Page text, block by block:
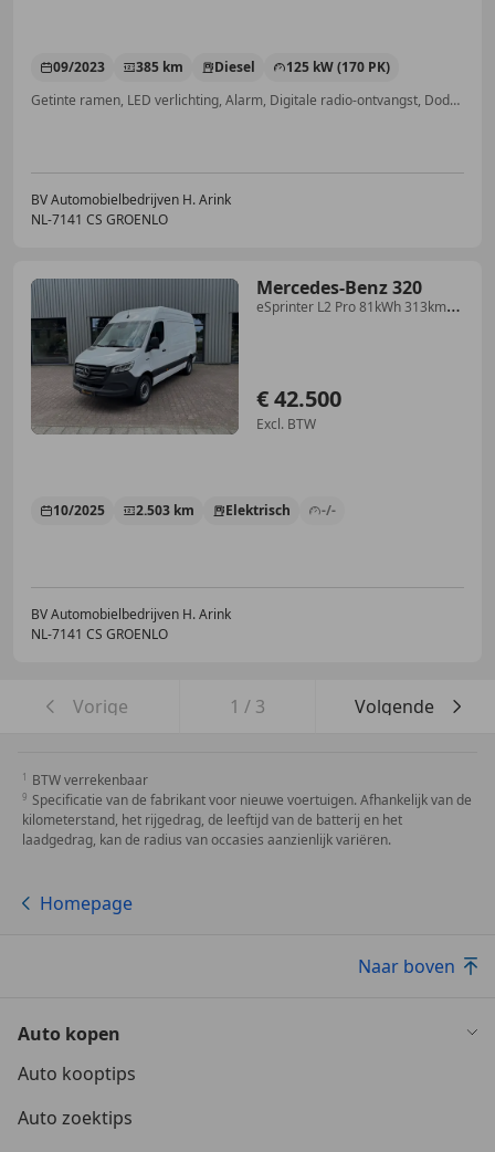
09/2023 385 km Diesel
125 kW (170 PK)
Getinte ramen, LED verlichting, Alarm, Digitale radio-ontvangst, Dodehoekdetectie, Elektrisch verstelbare buitenspiegels, Binnenspiegel automatisch dimmend, Stoelverwarming
BV Automobielbedrijven H. Arink
NL-7141 CS GROENLO
Mercedes-Benz 320
eSprinter L2 Pro 81kWh 313km
€ 42.500
Excl. BTW
10/2025 2.503 km Elektrisch -/-
BV Automobielbedrijven H. Arink
NL-7141 CS GROENLO
Vorige 1 / 3 Volgende
BTW verrekenbaar
Specificatie van de fabrikant voor nieuwe voertuigen. Afhankelijk van de
kilometerstand, het rijgedrag, de leeftijd van de batterij en het
laadgedrag, kan de radius van occasies aanzienlijk variëren.
Homepage
Naar boven
Auto kopen
Auto kooptips
Auto zoektips